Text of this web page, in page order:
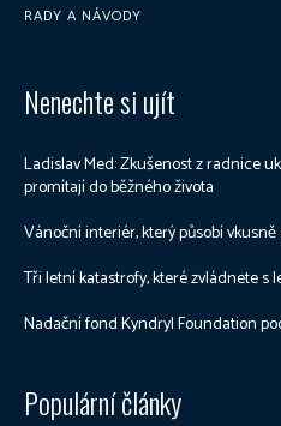
RADY A NÁVODY
Nenechte si ujít
Ladislav Med: Zkušenost z radnice
promítají do běžného života
Vánoční interiér, který působí
Tři letní katastrofy, které zvládnete s
Nadační fond Kyndryl Foundation
Populární články